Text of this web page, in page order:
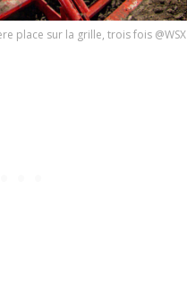
place sur la grille, trois fois @WSX